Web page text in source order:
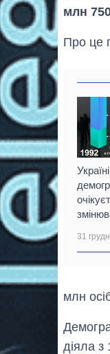
млн
Про це
31
млн
діяла з